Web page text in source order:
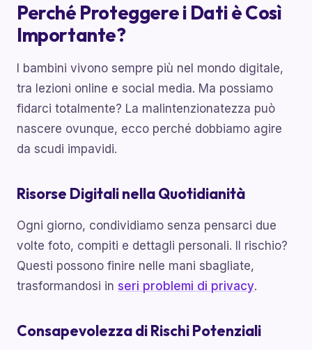
Perché Proteggere i Dati è Così
Importante?
I bambini vivono sempre più nel mondo digitale,
tra lezioni online e social media. Ma possiamo
fidarci totalmente? La malintenzionatezza può
nascere ovunque, ecco perché dobbiamo agire
da scudi impavidi.
Risorse Digitali nella Quotidianità
Ogni giorno, condividiamo senza pensarci due
volte foto, compiti e dettagli personali. Il rischio?
Questi possono finire nelle mani sbagliate,
trasformandosi in seri problemi di privacy.
Consapevolezza di Rischi Potenziali